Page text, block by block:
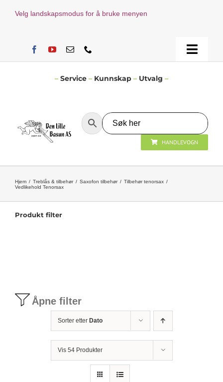
Velg landskapsmodus for å bruke menyen
Toggle
Instrumenter og tilbehør
Bager/ etuier
– Service – Kunnskap – Utvalg –
HANDLEVOGN
Hjem Treblås & tilbehør Saxofon tilbehør
Tilbehør tenorsax
Vedlikehold Tenorsax
Åpne filter
Sorter etter Dato
Vis 54 Produkter
Produkt filter